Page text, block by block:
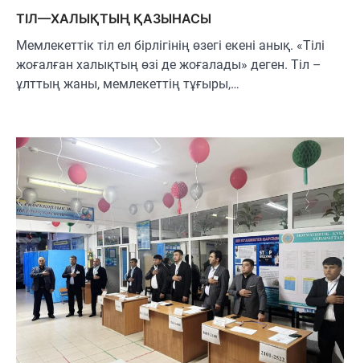
ТІЛ—ХАЛЫҚТЫҢ ҚАЗЫНАСЫ
Мемлекеттік тіл ел бірлігінің өзегі екені анық. «Тілі
жоғалған халықтың өзі де жоғалады» деген. Тіл –
ұлттың жаны, мемлекеттің тұғыры,…